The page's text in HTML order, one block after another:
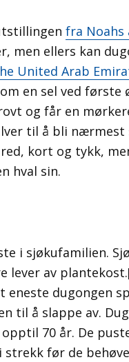
fra
men ellers kan
United Arab
en sel ved
og får en
til å bli nærmest
kort og tykk,
hval sin.
i sjøkufamilien.
lever av
eneste dugongen
til å slappe av.
70 år. De
strekk før de